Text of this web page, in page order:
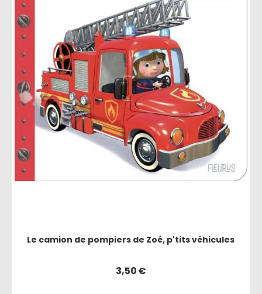
Le camion de pompiers de Zoé, p'tits véhicules
3,50€